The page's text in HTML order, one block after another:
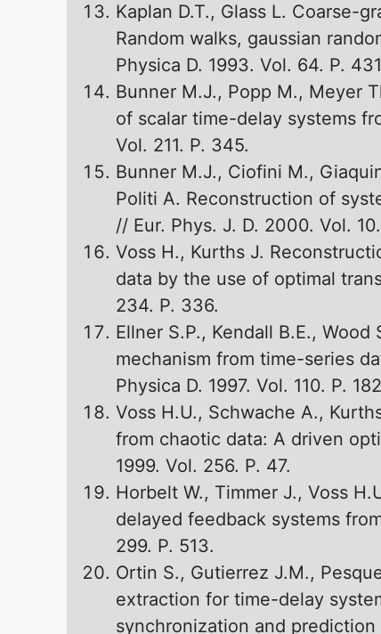
Kaplan D.T., Glass L. Coarse-
Random walks, gaussian
Physica D. 1993. Vol. 64. P.
Bunner M.J., Popp M., Meyer
of scalar time-delay systems
Vol. 211. P. 345.
Bunner M.J., Ciofini M.,
Politi A. Reconstruction of
// Eur. Phys. J. D. 2000. Vol.
Voss H., Kurths J.
data by the use of optimal
234. P. 336.
Ellner S.P., Kendall B.E.,
mechanism from time-series
Physica D. 1997. Vol. 110. P.
Voss H.U., Schwache A.,
from chaotic data: A driven
1999. Vol. 256. P. 47.
Horbelt W., Timmer J., Voss
delayed feedback systems
299. P. 513.
Ortin S., Gutierrez J.M.,
extraction for time-delay
synchronization and